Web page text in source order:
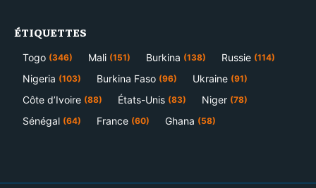
ÉTIQUETTES
Togo (346) Mali (151) Burkina (138) Russie (114)
Nigeria (103) Burkina Faso (96) Ukraine (91)
Côte d’Ivoire (88) États-Unis (83) Niger (78)
Sénégal (64) France (60) Ghana (58)